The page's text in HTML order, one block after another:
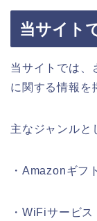
当サイト
当サイトでは、
に関する情報を
主なジャンルと
・Amazonギフ
・WiFiサービス